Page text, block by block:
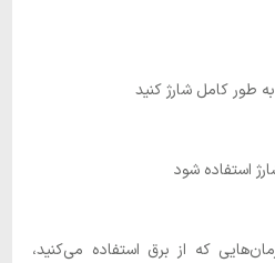
به طور کامل شارژ کنید
استفاده شود
که از برق استفاده می‌کنید،